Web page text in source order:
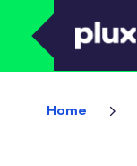
Pasar al
Home